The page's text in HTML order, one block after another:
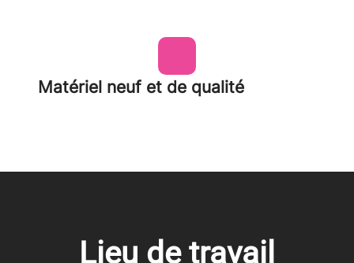
Matériel neuf et de qualité
Lieu de travail